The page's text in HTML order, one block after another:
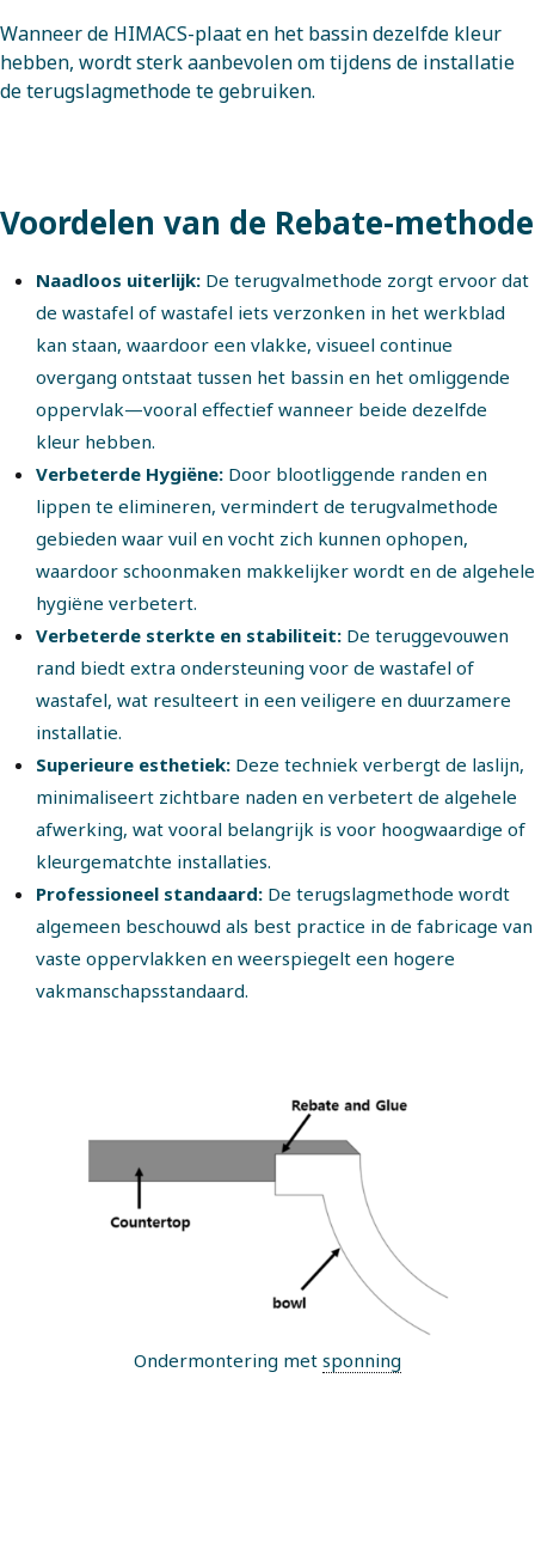
Wanneer de HIMACS-plaat en het bassin dezelfde kleur
hebben, wordt sterk aanbevolen om tijdens de installatie
de terugslagmethode te gebruiken.
Voordelen van de Rebate-methode
Naadloos uiterlijk: De terugvalmethode zorgt ervoor dat
de wastafel of wastafel iets verzonken in het werkblad
kan staan, waardoor een vlakke, visueel continue
overgang ontstaat tussen het bassin en het omliggende
oppervlak—vooral effectief wanneer beide dezelfde
kleur hebben.
Verbeterde Hygiëne: Door blootliggende randen en
lippen te elimineren, vermindert de terugvalmethode
gebieden waar vuil en vocht zich kunnen ophopen,
waardoor schoonmaken makkelijker wordt en de algehele
hygiëne verbetert.
Verbeterde sterkte en stabiliteit: De teruggevouwen
rand biedt extra ondersteuning voor de wastafel of
wastafel, wat resulteert in een veiligere en duurzamere
installatie.
Superieure esthetiek: Deze techniek verbergt de laslijn,
minimaliseert zichtbare naden en verbetert de algehele
afwerking, wat vooral belangrijk is voor hoogwaardige of
kleurgematchte installaties.
Professioneel standaard: De terugslagmethode wordt
algemeen beschouwd als best practice in de fabricage van
vaste oppervlakken en weerspiegelt een hogere
vakmanschapsstandaard.
Ondermontering met sponning